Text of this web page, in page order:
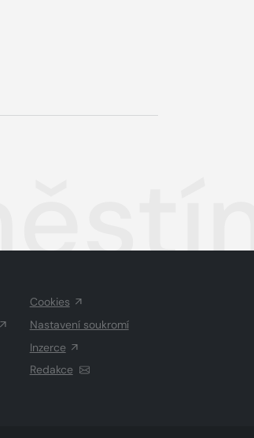
Cookies
Nastavení soukromí
Inzerce
Redakce